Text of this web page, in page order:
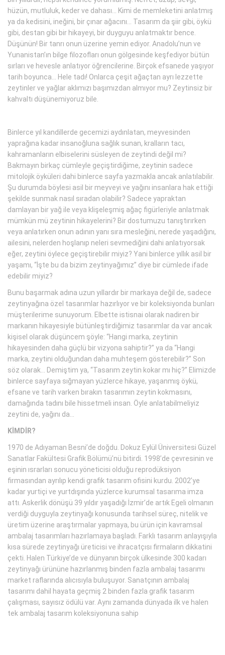
hüzün, mutluluk, keder ve dahası... Kimi de memleketini anlatmış
ya da kedisini, ineğini, bir çınar ağacını... Tasarım da şiir gibi, öykü
gibi, destan gibi bir hikayeyi, bir duyguyu anlatmaktır bence.
Düşünün! Bir tanrı onun üzerine yemin ediyor. Anadolu’nun ve
Yunanistan’ın bilge filozofları onun gölgesinde keşfediyor bütün
sırları ve hevesle anlatıyor öğrencilerine. Birçok efsanede yaşıyor
tarih boyunca... Hele tadı! Onlarca çeşit ağaçtan ayrı lezzette
zeytinler ve yağlar aklımızı başımızdan almıyor mu? Zeytinsiz bir
kahvaltı düşünemiyoruz bile.
Binlerce yıl kandillerde gecemizi aydınlatan, meyvesinden
yaprağına kadar insanoğluna sağlık sunan, kralların tacı,
kahramanların elbiselerini süsleyen de zeytindi değil mi?
Bakmayın birkaç cümleyle geçiştirdiğime, zeytinin sadece
mitolojik öyküleri dahi binlerce sayfa yazmakla ancak anlatılabilir.
Şu durumda böylesi asil bir meyveyi ve yağını insanlara hak ettiği
şekilde sunmak nasıl sıradan olabilir? Sadece yapraktan
damlayan bir yağ ile veya klişeleşmiş ağaç figürleriyle anlatmak
mümkün mü zeytinin hikayelerini? Bir dostumuzu tanıştırırken
veya anlatırken onun adının yanı sıra mesleğini, nerede yaşadığını,
ailesini, nelerden hoşlanıp neleri sevmediğini dahi anlatıyorsak
eğer, zeytini öylece geçiştirebilir miyiz? Yani binlerce yıllık asil bir
yaşamı, “İşte bu da bizim zeytinyağımız” diye bir cümlede ifade
edebilir miyiz?
Bunu başarmak adına uzun yıllardır bir markaya değil de, sadece
zeytinyağına özel tasarımlar hazırlıyor ve bir koleksiyonda bunları
müşterilerime sunuyorum. Elbette istisnai olarak nadiren bir
markanın hikayesiyle bütünleştirdiğimiz tasarımlar da var ancak
kişisel olarak düşüncem şöyle: “Hangi marka, zeytinin
hikayesinden daha güçlü bir vizyona sahiptir?” ya da “Hangi
marka, zeytini olduğundan daha muhteşem gösterebilir?” Son
söz olarak... Demiştim ya, “Tasarım zeytin kokar mı hiç?” Elimizde
binlerce sayfaya sığmayan yüzlerce hikaye, yaşanmış öykü,
efsane ve tarih varken bırakın tasarımın zeytin kokmasını,
damağında tadını bile hissetmeli insan. Öyle anlatabilmeliyiz
zeytini de, yağını da...
KİMDİR?
1970 de Adıyaman Besni’de doğdu. Dokuz Eylül Üniversitesi Güzel
Sanatlar Fakültesi Grafik Bölümü’nü bitirdi. 1998’de çevresinin ve
eşinin ısrarları sonucu yöneticisi olduğu reprodüksiyon
firmasından ayrılıp kendi grafik tasarım ofisini kurdu. 2002’ye
kadar yurtiçi ve yurtdışında yüzlerce kurumsal tasarıma imza
attı. Askerlik dönüşü 39 yıldır yaşadığı İzmir’de artık Egeli olmanın
verdiği duyguyla zeytinyağı konusunda tarihsel süreç, nitelik ve
üretim üzerine araştırmalar yapmaya, bu ürün için kavramsal
ambalaj tasarımları hazırlamaya başladı. Farklı tasarım anlayışıyla
kısa sürede zeytinyağı üreticisi ve ihracatçısı firmaların dikkatini
çekti. Halen Türkiye’de ve dünyanın birçok ülkesinde 300 kadarı
zeytinyağı ürününe hazırlanmış binden fazla ambalaj tasarımı
market raflarında alıcısıyla buluşuyor. Sanatçının ambalaj
tasarımı dahil hayata geçmiş 2 binden fazla grafik tasarım
çalışması, sayısız ödülü var. Aynı zamanda dünyada ilk ve halen
tek ambalaj tasarım koleksiyonuna sahip